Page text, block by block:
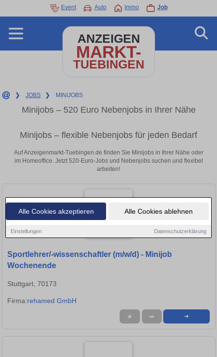
Alle Cookies akzeptieren Alle Cookies ablehnen
Einstellungen Datenschutzerklärung
Event Auto Immo Job
ANZEIGEN
MARKT-
TUEBINGEN
❯ JOBS ❯ MINIJOBS
Minijobs – 520 Euro Nebenjobs in Ihrer Nähe
Minijobs – flexible Nebenjobs für jeden Bedarf
Auf Anzeigenmarkt-Tuebingen.de finden Sie Minijobs in Ihrer Nähe oder
im Homeoffice. Jetzt 520-Euro-Jobs und Nebenjobs suchen und flexibel
arbeiten!
Sportlehrer/-wissenschaftler (m/w/d) - Minijob
Wochenende
Stuttgart, 70173
Firma:rehamed GmbH
★ ➦ ➜